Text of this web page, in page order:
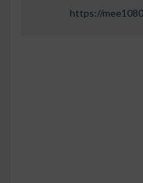
https://